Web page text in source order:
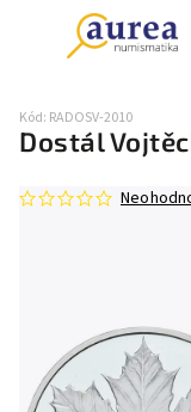
Dostál
Kód: RADOSV-2010